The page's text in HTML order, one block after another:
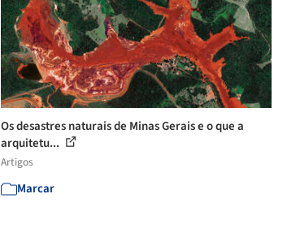
Os desastres naturais de Minas Gerais e o que a
arquitetu...
Artigos
Marcar